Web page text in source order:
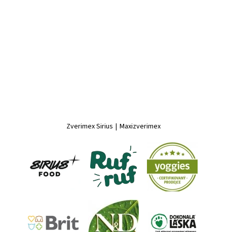
Zverimex Sirius | Maxizverimex